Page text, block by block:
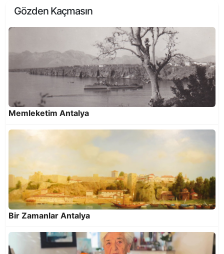
Gözden Kaçmasın
Memleketim Antalya
Bir Zamanlar Antalya